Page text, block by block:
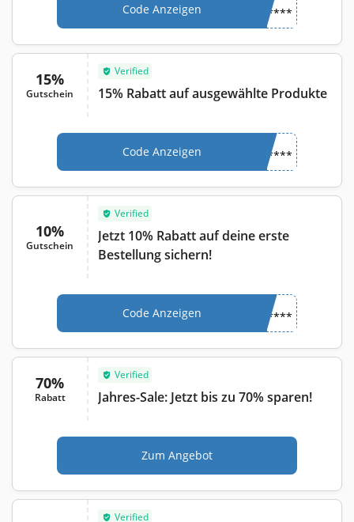
Code Anzeigen ****
15%
Gutschein
Verified
15% Rabatt auf ausgewählte Produkte
Code Anzeigen ****
10%
Gutschein
Verified
Jetzt 10% Rabatt auf deine erste
Bestellung sichern!
Code Anzeigen ****
70%
Rabatt
Verified
Jahres-Sale: Jetzt bis zu 70% sparen!
Zum Angebot
Verified